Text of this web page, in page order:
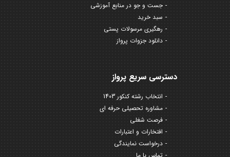
جست و جو در منابع آموزشی
سبد خرید
رهگیری مرسولات پستی
دانلود جزوات پرواز
دسترسی سریع پرواز
انتخاب رشته کنکور 1403
مشاوره تحصیلی حرفه ای
فرصت شغلی
افتخارات و اعتبارات
درخواست نمایندگی